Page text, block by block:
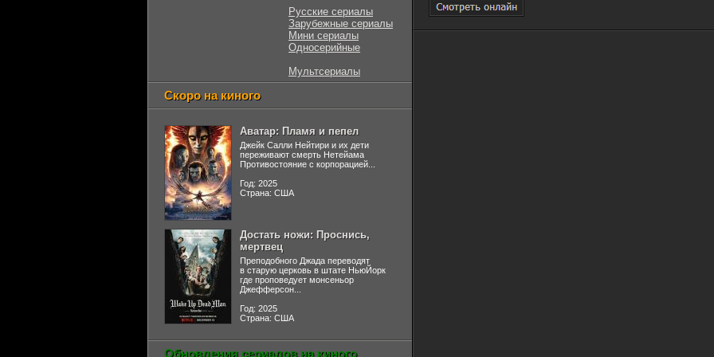
Русские сериалы
Зарубежные сериалы
Мини сериалы
Односерийные
Мультсериалы
Скоро на киного
Аватар: Пламя и пепел
Джейк Салли Нейтири и их дети
переживают смерть Нетейама
Противостояние с корпорацией...
Год: 2025
Страна: США
Достать ножи: Проснись,
мертвец
Преподобного Джада переводят
в старую церковь в штате НьюЙорк
где проповедует монсеньор
Джефферсон...
Год: 2025
Страна: США
Обновления сериалов на киного